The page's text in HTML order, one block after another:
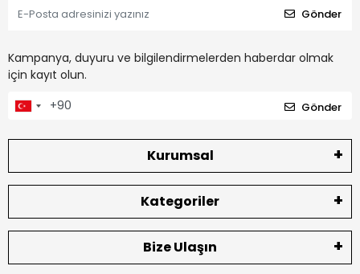
Gönder
Kampanya, duyuru ve bilgilendirmelerden haberdar olmak
için kayıt olun.
Gönder
Kurumsal
Kategoriler
Bize Ulaşın